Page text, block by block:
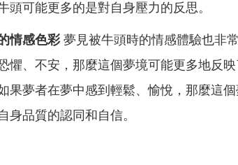
頭可能更多的是對自身壓力的反思。
情感色彩夢見被牛頭時的情感體驗也非
懼、不安，那麼這個夢境可能更多地反
果夢者在夢中感到輕鬆、愉悅，那麼這
身品質的認同和自信。